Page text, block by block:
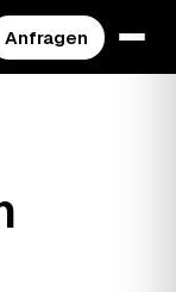
Anfragen